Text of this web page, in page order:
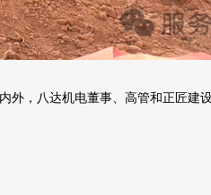
，八达机电董事、高管和正匠建